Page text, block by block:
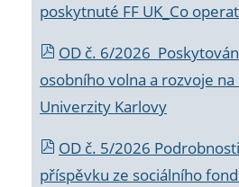
poskytnuté FF UK_Co
OD č. 6/2026
osobního volna a rozvoje
Univerzity Karlovy
OD č. 5/2026
příspěvku ze sociálního